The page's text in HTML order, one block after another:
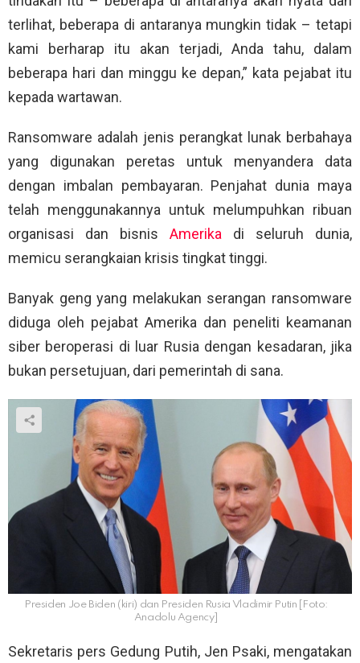
terlihat, beberapa di antaranya mungkin tidak – tetapi
kami berharap itu akan terjadi, Anda tahu, dalam
beberapa hari dan minggu ke depan,” kata pejabat itu
kepada wartawan.
Ransomware adalah jenis perangkat lunak berbahaya
yang digunakan peretas untuk menyandera data
dengan imbalan pembayaran. Penjahat dunia maya
telah menggunakannya untuk melumpuhkan ribuan
organisasi dan bisnis Amerika di seluruh dunia,
memicu serangkaian krisis tingkat tinggi.
Banyak geng yang melakukan serangan ransomware
diduga oleh pejabat Amerika dan peneliti keamanan
siber beroperasi di luar Rusia dengan kesadaran, jika
bukan persetujuan, dari pemerintah di sana.
Presiden Joe Biden (kiri) dan Presiden Rusia Vladimir Putin [Foto:
Anadolu Agency]
Sekretaris pers Gedung Putih, Jen Psaki, mengatakan